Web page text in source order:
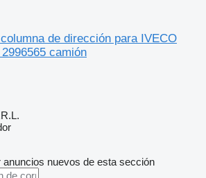
de dirección para IVECO
camión
nuevos de esta sección